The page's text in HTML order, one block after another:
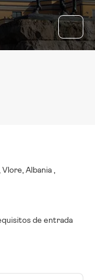
Albania ,
de entrada